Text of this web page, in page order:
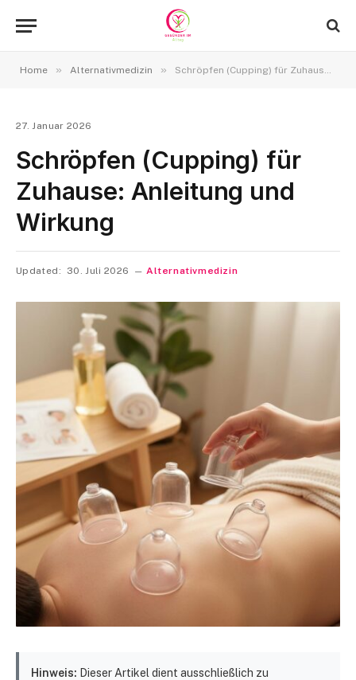
Home » Alternativmedizin » Schröpfen (Cupping) für Zuhause: Anleitung und Wirkung
27. Januar 2026
Schröpfen (Cupping) für
Zuhause: Anleitung und
Wirkung
Updated: 30. Juli 2026 Alternativmedizin
Hinweis: Dieser Artikel dient ausschließlich zu